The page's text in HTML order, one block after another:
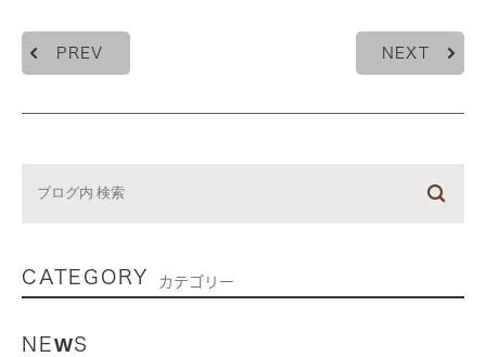
PREV NEXT
CATEGORY カテゴリー
NEWS